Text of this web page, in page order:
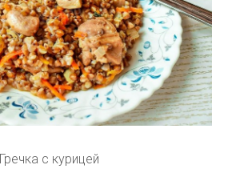
Гречка с курицей